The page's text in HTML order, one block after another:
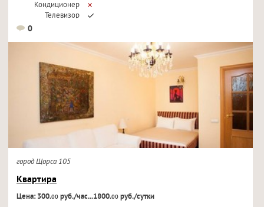
Кондиционер
Телевизор
0
город Щорса 105
Квартира
Цена: 300.00руб./час...1800.00руб./сутки